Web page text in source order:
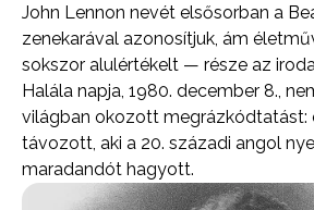
John Lennon nevét elsősorban a
zenekarával azonosítjuk, ám
sokszor alulértékelt — része az
Halála napja, 1980. december 8.,
világban okozott megrázkódtatást:
távozott, aki a 20. századi angol
maradandót hagyott.